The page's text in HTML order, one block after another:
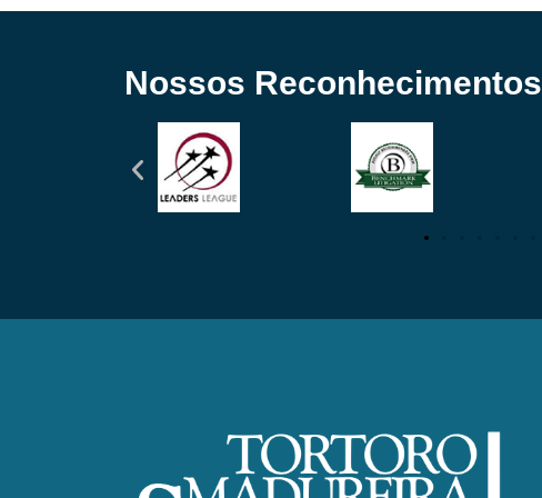
Nossos Reconhecimentos